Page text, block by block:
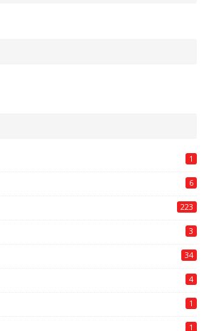
1
6
223
3
34
4
1
1